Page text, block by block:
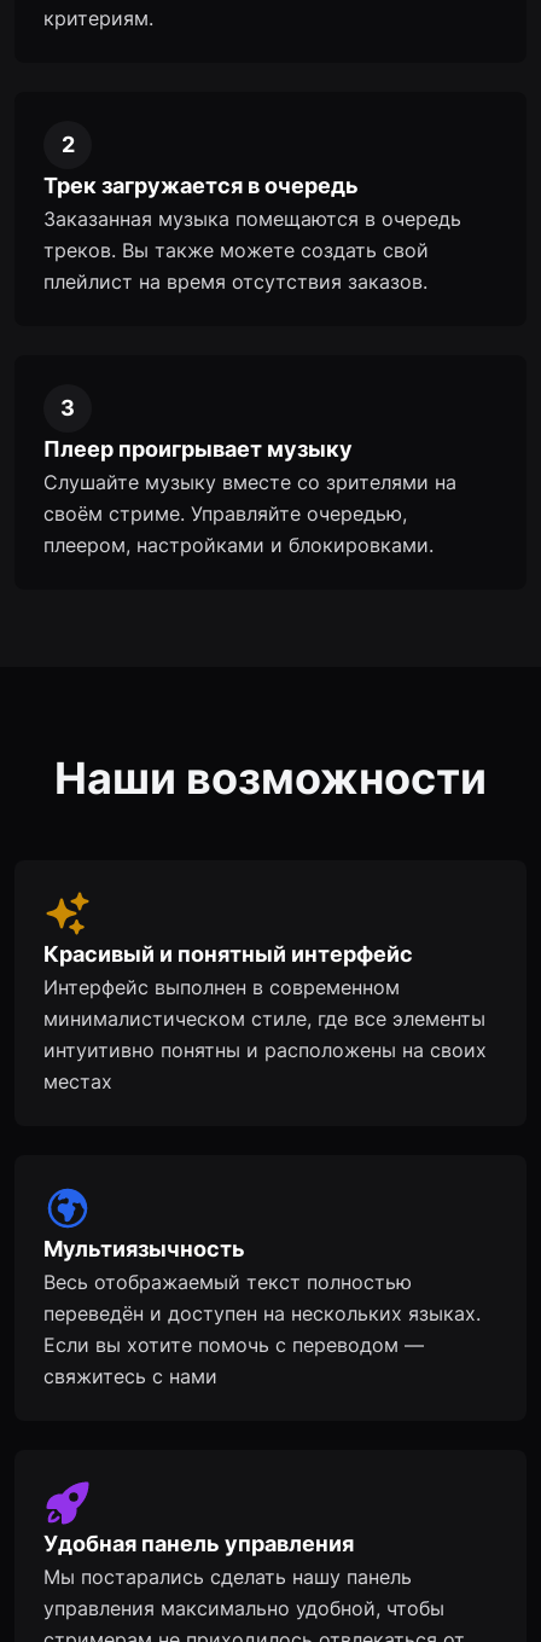
критериям.
2
Трек загружается в очередь
Заказанная музыка помещаются в очередь
треков. Вы также можете создать свой
плейлист на время отсутствия заказов.
3
Плеер проигрывает музыку
Слушайте музыку вместе со зрителями на
своём стриме. Управляйте очередью,
плеером, настройками и блокировками.
Наши возможности
Красивый и понятный интерфейс
Интерфейс выполнен в современном
минималистическом стиле, где все элементы
интуитивно понятны и расположены на своих
местах
Мультиязычность
Весь отображаемый текст полностью
переведён и доступен на нескольких языках.
Если вы хотите помочь с переводом —
свяжитесь с нами
Удобная панель управления
Мы постарались сделать нашу панель
управления максимально удобной, чтобы